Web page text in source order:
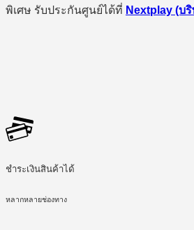
พิเศษ รับประกันศูนย์ได้ที่ Nextplay (บ
ชำระเงินสินค้าได้
หลากหลายช่องทาง